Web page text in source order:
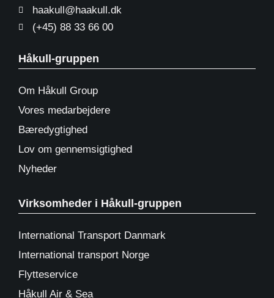
haakull@haakull.dk
(+45) 88 33 66 00
Håkull-gruppen
Om Håkull Group
Vores medarbejdere
Bæredygtighed
Lov om gennemsigtighed
Nyheder
Virksomheder i Håkull-gruppen
International Transport Danmark
International transport Norge
Flytteservice
Håkull Air & Sea